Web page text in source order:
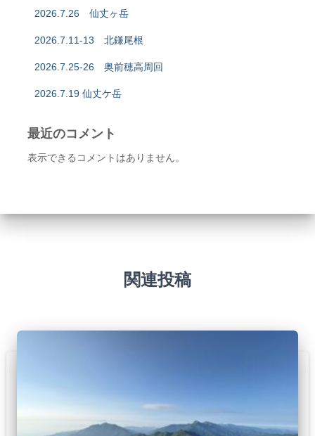
2026.7.26 仙丈ヶ岳
2026.7.11-13 北鎌尾根
2026.7.25-26 奥前穂高周回
2026.7.19 仙丈ケ岳
最近のコメント
表示できるコメントはありません。
関連投稿